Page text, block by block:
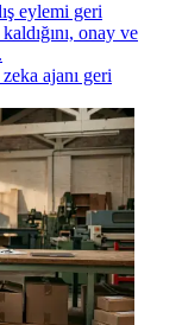
eylemi geri
onay ve
ajanı geri